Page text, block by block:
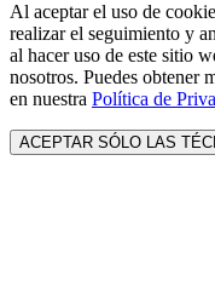
Al aceptar el uso de
realizar el seguimiento y
al hacer uso de este sitio
nosotros. Puedes obtener
en nuestra Política de
ACEPTAR SÓLO LAS